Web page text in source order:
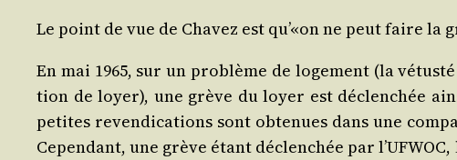
Le point de vue de Cha­vez est qu’«on ne peut faire la
En mai 1965, sur un pro­blème de loge­ment (la
tion de loyer), une grève du loyer est déclen­chée
petites reven­di­ca­tions sont obte­nues dans une
Cepen­dant, une grève étant déclen­chée par